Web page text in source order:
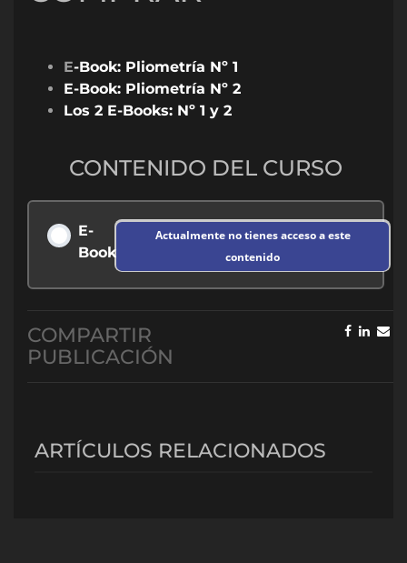
E-Book: Pliometría Nº 1
E-Book: Pliometría Nº 2
Los 2 E-Books: Nº 1 y 2
CONTENIDO DEL CURSO
E-
Book
Actualmente no tienes acceso a este
contenido
COMPARTIR
PUBLICACIÓN
ARTÍCULOS RELACIONADOS